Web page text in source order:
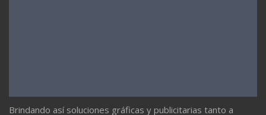
Brindando así soluciones gráficas y publicitarias tanto a